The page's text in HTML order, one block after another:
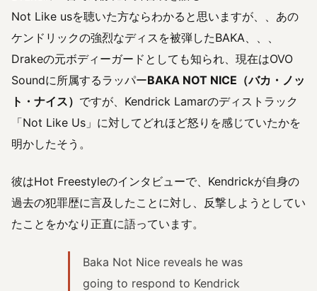
Not Like usを聴いた方ならわかると思いますが、、あの
ケンドリックの強烈なディスを被弾したBAKA、、、
Drakeの元ボディーガードとしても知られ、現在はOVO
Soundに所属するラッパーBAKA NOT NICE（バカ・ノッ
ト・ナイス） ですが、Kendrick Lamarのディストラック
「Not Like Us」に対してどれほど怒りを感じていたかを
明かしたそう。
彼はHot Freestyleのインタビューで、Kendrickが自身の
過去の犯罪歴に言及したことに対し、反撃しようとしてい
たことをかなり正直に語っています。
Baka Not Nice reveals he was
going to respond to Kendrick